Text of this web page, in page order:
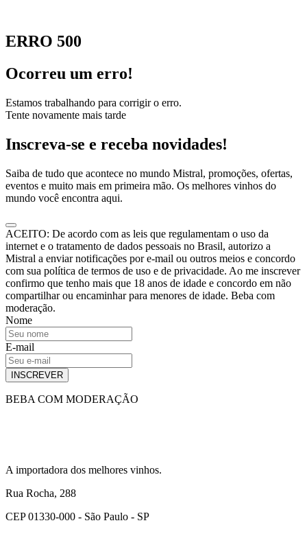
ERRO 500
Ocorreu um erro!
Estamos trabalhando para corrigir o erro.
Tente novamente mais tarde
Inscreva-se e receba novidades!
Saiba de tudo que acontece no mundo Mistral, promoções, ofertas,
eventos e muito mais em primeira mão. Os melhores vinhos do
mundo você encontra aqui.
ACEITO: De acordo com as leis que regulamentam o uso da
internet e o tratamento de dados pessoais no Brasil, autorizo a
Mistral a enviar notificações por e-mail ou outros meios e concordo
com sua política de termos de uso e de privacidade. Ao me inscrever
confirmo que tenho mais que 18 anos de idade e concordo em não
compartilhar ou encaminhar para menores de idade. Beba com
moderação.
Nome
E-mail
INSCREVER
BEBA COM MODERAÇÃO
A importadora dos melhores vinhos.
Rua Rocha, 288
CEP 01330-000 - São Paulo - SP